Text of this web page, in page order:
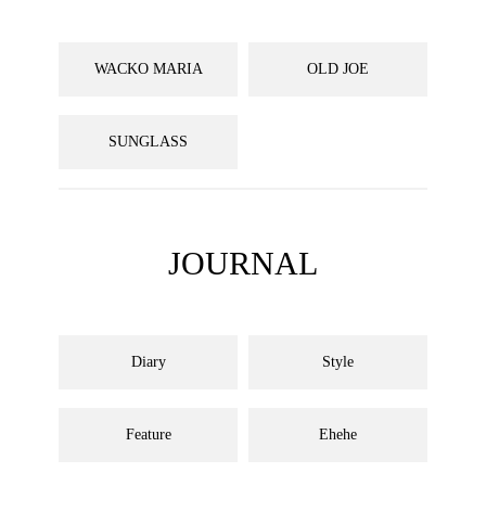
WACKO MARIA OLD JOE
SUNGLASS
JOURNAL
Diary Style
Feature Ehehe